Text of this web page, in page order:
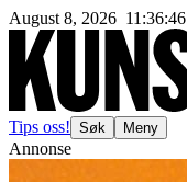
August 8, 2026 11 :36:49
Tips oss! Søk Meny
Annonse